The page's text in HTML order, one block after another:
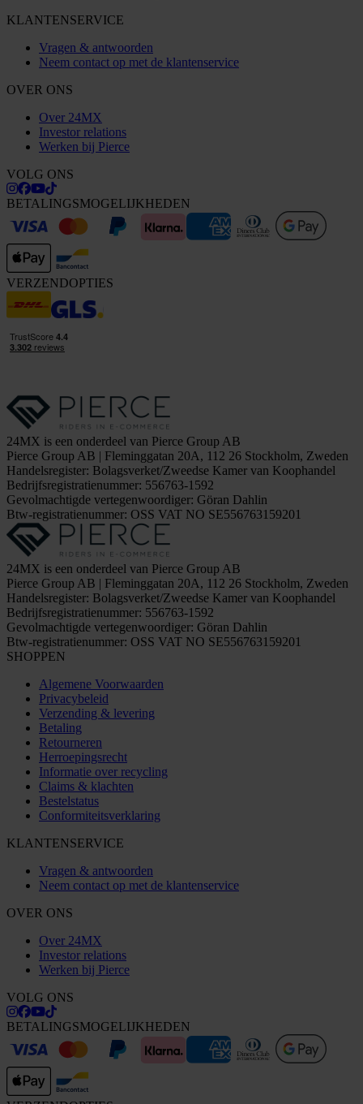
KLANTENSERVICE
Vragen & antwoorden
Neem contact op met de klantenservice
OVER ONS
Over 24MX
Investor relations
Werken bij Pierce
VOLG ONS
BETALINGSMOGELIJKHEDEN
VERZENDOPTIES
24MX is een onderdeel van Pierce Group AB
Pierce Group AB | Fleminggatan 20A, 112 26 Stockholm, Zweden
Handelsregister: Bolagsverket/Zweedse Kamer van Koophandel
Bedrijfsregistratienummer: 556763-1592
Gevolmachtigde vertegenwoordiger: Göran Dahlin
Btw-registratienummer: OSS VAT NO SE556763159201
24MX is een onderdeel van Pierce Group AB
Pierce Group AB | Fleminggatan 20A, 112 26 Stockholm, Zweden
Handelsregister: Bolagsverket/Zweedse Kamer van Koophandel
Bedrijfsregistratienummer: 556763-1592
Gevolmachtigde vertegenwoordiger: Göran Dahlin
Btw-registratienummer: OSS VAT NO SE556763159201
SHOPPEN
Algemene Voorwaarden
Privacybeleid
Verzending & levering
Betaling
Retourneren
Herroepingsrecht
Informatie over recycling
Claims & klachten
Bestelstatus
Conformiteitsverklaring
KLANTENSERVICE
Vragen & antwoorden
Neem contact op met de klantenservice
OVER ONS
Over 24MX
Investor relations
Werken bij Pierce
VOLG ONS
BETALINGSMOGELIJKHEDEN